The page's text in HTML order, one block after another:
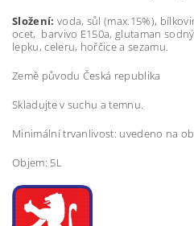
Složení: voda, sůl (max.15%),
ocet, barvivo E150a, glutaman
lepku, celeru, hořčice a sezamu.
Země původu Česká republika
Skladujte v suchu a temnu.
Minimální trvanlivost: uvedeno na
Objem: 5L